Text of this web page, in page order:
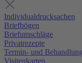
Individualdrucksachen
Briefbögen
Briefumschläge
Privatrezepte
Termin- und
Visitenkarten